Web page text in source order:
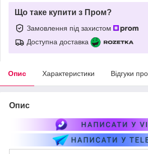
Що таке купити з Пром?
Замовлення під захистом
Доступна доставка
Опис Характеристики Відгуки
Опис